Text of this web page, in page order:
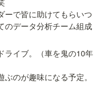
ーで皆に助けてもらいつ
のデータ分析チーム組成
ライブ。（車を鬼の10年
のが趣味になる予定。